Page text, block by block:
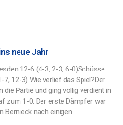
neue Jahr
12-6 (4-3, 2-3, 6-0)Schüsse
12-3) Wie verlief das Spiel?Der
Partie und ging völlig verdient in
zum 1-0. Der erste Dämpfer war
Bernieck nach einigen